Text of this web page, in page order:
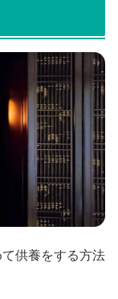
供養をする方法